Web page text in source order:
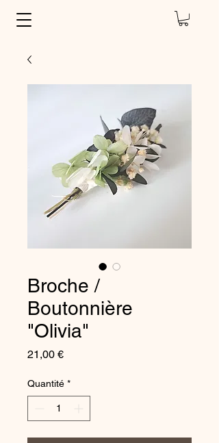
Broche /
Boutonnière
"Olivia"
21,00 €Prix
Quantité *